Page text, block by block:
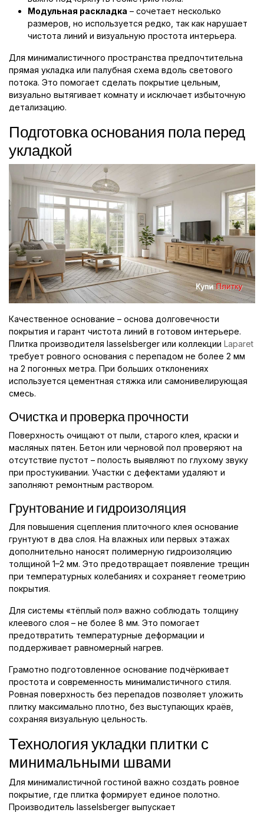
Модульная раскладка – сочетает несколько
размеров, но используется редко, так как нарушает
чистота линий и визуальную простота интерьера.
Для минималистичного пространства предпочтительна
прямая укладка или палубная схема вдоль светового
потока. Это помогает сделать покрытие цельным,
визуально вытягивает комнату и исключает избыточную
детализацию.
Подготовка основания пола перед
укладкой
Качественное основание – основа долговечности
покрытия и гарант чистота линий в готовом интерьере.
Плитка производителя lasselsberger или коллекции Laparet
требует ровного основания с перепадом не более 2 мм
на 2 погонных метра. При больших отклонениях
используется цементная стяжка или самонивелирующая
смесь.
Очистка и проверка прочности
Поверхность очищают от пыли, старого клея, краски и
масляных пятен. Бетон или черновой пол проверяют на
отсутствие пустот – полость выявляют по глухому звуку
при простукивании. Участки с дефектами удаляют и
заполняют ремонтным раствором.
Грунтование и гидроизоляция
Для повышения сцепления плиточного клея основание
грунтуют в два слоя. На влажных или первых этажах
дополнительно наносят полимерную гидроизоляцию
толщиной 1–2 мм. Это предотвращает появление трещин
при температурных колебаниях и сохраняет геометрию
покрытия.
Для системы «тёплый пол» важно соблюдать толщину
клеевого слоя – не более 8 мм. Это помогает
предотвратить температурные деформации и
поддерживает равномерный нагрев.
Грамотно подготовленное основание подчёркивает
простота и современность минималистичного стиля.
Ровная поверхность без перепадов позволяет уложить
плитку максимально плотно, без выступающих краёв,
сохраняя визуальную цельность.
Технология укладки плитки с
минимальными швами
Для минималистичной гостиной важно создать ровное
покрытие, где плитка формирует единое полотно.
Производитель lasselsberger выпускает